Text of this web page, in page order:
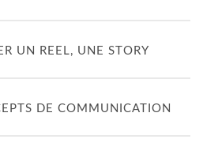
UN REEL, UNE STORY
DE COMMUNICATION